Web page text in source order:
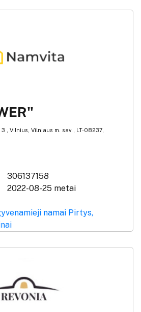
, Vilnius, Vilniaus m. sav., LT-08237,
306137158
2022-08-25 metai
namai Pirtys,